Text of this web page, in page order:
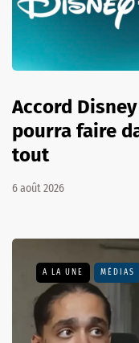
Accord
pourra faire
tout
6 août 2026
A LA UNE MÉDIAS